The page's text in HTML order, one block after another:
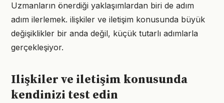
Uzmanların önerdiği yaklaşımlardan biri de adım
adım ilerlemek. ilişkiler ve iletişim konusunda büyük
değişiklikler bir anda değil, küçük tutarlı adımlarla
gerçekleşiyor.
Ilişkiler ve iletişim konusunda
kendinizi test edin